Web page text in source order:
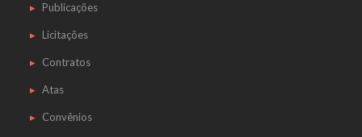
Publicações
Licitações
Contratos
Atas
Convênios